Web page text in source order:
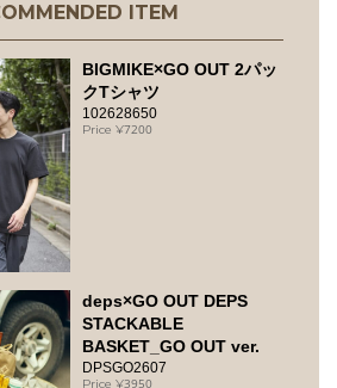
ITEM
BIGMIKE×GO OUT 2パッ
クTシャツ
102628650
7200
deps×GO OUT DEPS
STACKABLE
BASKET_GO OUT ver.
DPSGO2607
3950